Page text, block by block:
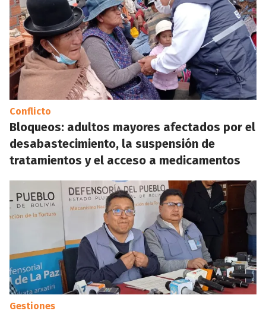
Conflicto
Bloqueos: adultos mayores afectados por el
desabastecimiento, la suspensión de
tratamientos y el acceso a medicamentos
Gestiones